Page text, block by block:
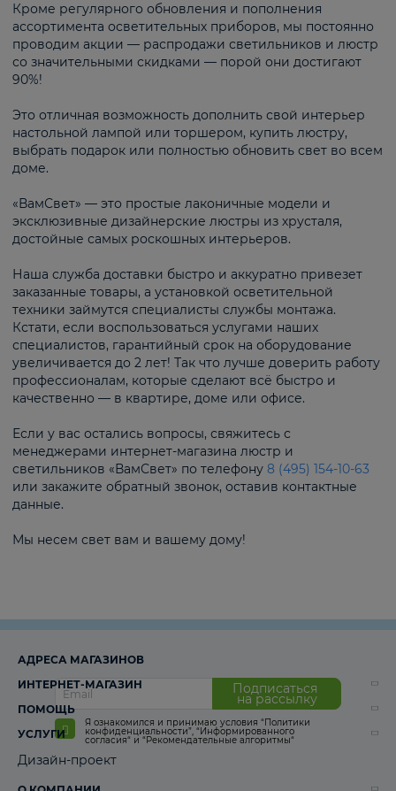
Кроме регулярного обновления и пополнения
ассортимента осветительных приборов, мы постоянно
проводим акции — распродажи светильников и люстр
со значительными скидками — порой они достигают
90%!
Это отличная возможность дополнить свой интерьер
настольной лампой или торшером, купить люстру,
выбрать подарок или полностью обновить свет во всем
доме.
«ВамСвет» — это простые лаконичные модели и
эксклюзивные дизайнерские люстры из хрусталя,
достойные самых роскошных интерьеров.
Наша служба доставки быстро и аккуратно привезет
заказанные товары, а установкой осветительной
техники займутся специалисты службы монтажа.
Кстати, если воспользоваться услугами наших
специалистов, гарантийный срок на оборудование
увеличивается до 2 лет! Так что лучше доверить работу
профессионалам, которые сделают всё быстро и
качественно — в квартире, доме или офисе.
Если у вас остались вопросы, свяжитесь с
менеджерами интернет-магазина люстр и
светильников «ВамСвет» по телефону 8 (495) 154-10-63
или закажите обратный звонок, оставив контактные
данные.
Мы несем свет вам и вашему дому!
Подписаться
на рассылку
Я ознакомился и принимаю условия “Политики
конфиденциальности”, “Информированного
согласия“ и “Рекомендательные алгоритмы“
АДРЕСА МАГАЗИНОВ
ИНТЕРНЕТ-МАГАЗИН
ПОМОЩЬ
УСЛУГИ
Дизайн-проект